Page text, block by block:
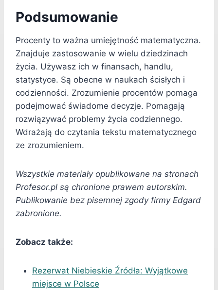
Podsumowanie
Procenty to ważna umiejętność matematyczna.
Znajduje zastosowanie w wielu dziedzinach
życia. Używasz ich w finansach, handlu,
statystyce. Są obecne w naukach ścisłych i
codzienności. Zrozumienie procentów pomaga
podejmować świadome decyzje. Pomagają
rozwiązywać problemy życia codziennego.
Wdrażają do czytania tekstu matematycznego
ze zrozumieniem.
Wszystkie materiały opublikowane na stronach
Profesor.pl są chronione prawem autorskim.
Publikowanie bez pisemnej zgody firmy Edgard
zabronione.
Zobacz także:
Rezerwat Niebieskie Źródła: Wyjątkowe
miejsce w Polsce